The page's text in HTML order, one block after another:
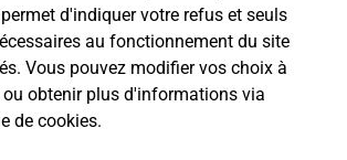
d'indiquer votre refus et seuls
au fonctionnement du site
Vous pouvez modifier vos choix à
obtenir plus d'informations via
de cookies.
je peux utiliser mon forfait
avec La Poste Mobile ?
peux payer mon iPhone